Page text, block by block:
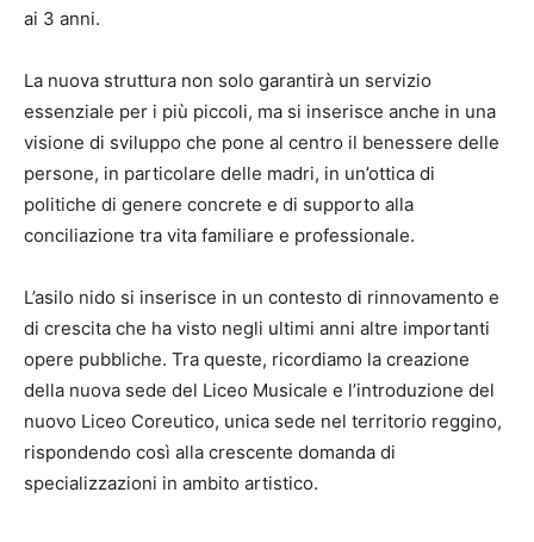
ai 3 anni.
La nuova struttura non solo garantirà un servizio
essenziale per i più piccoli, ma si inserisce anche in una
visione di sviluppo che pone al centro il benessere delle
persone, in particolare delle madri, in un’ottica di
politiche di genere concrete e di supporto alla
conciliazione tra vita familiare e professionale.
L’asilo nido si inserisce in un contesto di rinnovamento e
di crescita che ha visto negli ultimi anni altre importanti
opere pubbliche. Tra queste, ricordiamo la creazione
della nuova sede del Liceo Musicale e l’introduzione del
nuovo Liceo Coreutico, unica sede nel territorio reggino,
rispondendo così alla crescente domanda di
specializzazioni in ambito artistico.